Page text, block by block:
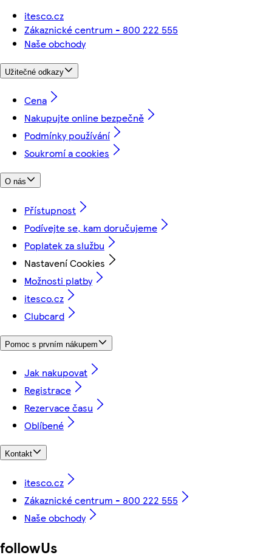
itesco.cz
Zákaznické centrum - 800 222 555
Naše obchody
Užitečné odkazy
Cena
Nakupujte online bezpečně
Podmínky používání
Soukromí a cookies
O nás
Přístupnost
Podívejte se, kam doručujeme
Poplatek za službu
Nastavení Cookies
Možnosti platby
itesco.cz
Clubcard
Pomoc s prvním nákupem
Jak nakupovat
Registrace
Rezervace času
Oblíbené
Kontakt
itesco.cz
Zákaznické centrum - 800 222 555
Naše obchody
followUs